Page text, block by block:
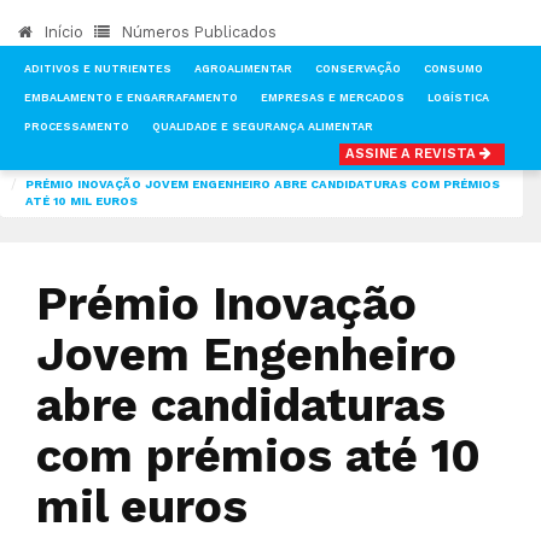
Início Números Publicados
ADITIVOS E NUTRIENTES AGROALIMENTAR CONSERVAÇÃO CONSUMO
EMBALAMENTO E ENGARRAFAMENTO EMPRESAS E MERCADOS LOGÍSTICA
PROCESSAMENTO QUALIDADE E SEGURANÇA ALIMENTAR
ASSINE A REVISTA
PRÉMIO INOVAÇÃO JOVEM ENGENHEIRO ABRE CANDIDATURAS COM PRÉMIOS
ATÉ 10 MIL EUROS
Prémio Inovação
Jovem Engenheiro
abre candidaturas
com prémios até 10
mil euros